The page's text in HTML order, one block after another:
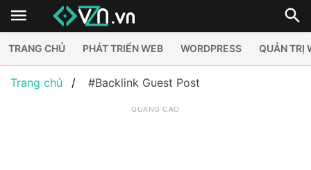
TRANG CHỦ PHÁT TRIỂN WEB WORDPRESS QUẢN TRỊ
Trang chủ #Backlink Guest Post
QUẢNG CÁO